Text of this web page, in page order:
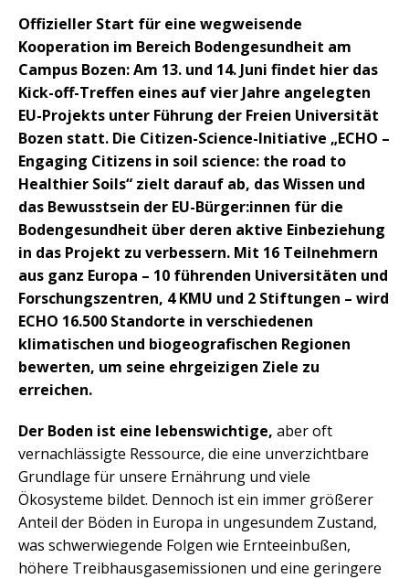
Offizieller Start für eine wegweisende
Kooperation im Bereich Bodengesundheit am
Campus Bozen: Am 13. und 14. Juni findet hier das
Kick-off-Treffen eines auf vier Jahre angelegten
EU-Projekts unter Führung der Freien Universität
Bozen statt. Die Citizen-Science-Initiative „ECHO –
Engaging Citizens in soil science: the road to
Healthier Soils“ zielt darauf ab, das Wissen und
das Bewusstsein der EU-Bürger:innen für die
Bodengesundheit über deren aktive Einbeziehung
in das Projekt zu verbessern. Mit 16 Teilnehmern
aus ganz Europa – 10 führenden Universitäten und
Forschungszentren, 4 KMU und 2 Stiftungen – wird
ECHO 16.500 Standorte in verschiedenen
klimatischen und biogeografischen Regionen
bewerten, um seine ehrgeizigen Ziele zu
erreichen.
Der Boden ist eine lebenswichtige, aber oft
vernachlässigte Ressource, die eine unverzichtbare
Grundlage für unsere Ernährung und viele
Ökosysteme bildet. Dennoch ist ein immer größerer
Anteil der Böden in Europa in ungesundem Zustand,
was schwerwiegende Folgen wie Ernteeinbußen,
höhere Treibhausgasemissionen und eine geringere